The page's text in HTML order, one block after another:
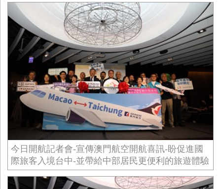
今日開航記者會-宣傳澳門航空開航喜訊-盼促進國
際旅客入境台中-並帶給中部居民更便利的旅遊體驗